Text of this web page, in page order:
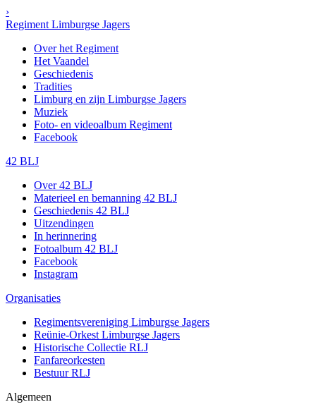
›
Regiment Limburgse Jagers
Over het Regiment
Het Vaandel
Geschiedenis
Tradities
Limburg en zijn Limburgse Jagers
Muziek
Foto- en videoalbum Regiment
Facebook
42 BLJ
Over 42 BLJ
Materieel en bemanning 42 BLJ
Geschiedenis 42 BLJ
Uitzendingen
In herinnering
Fotoalbum 42 BLJ
Facebook
Instagram
Organisaties
Regimentsvereniging Limburgse Jagers
Reünie-Orkest Limburgse Jagers
Historische Collectie RLJ
Fanfareorkesten
Bestuur RLJ
Algemeen